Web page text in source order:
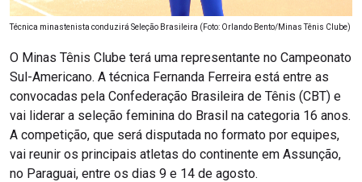
Técnica minastenista conduzirá Seleção Brasileira (Foto: Orlando Bento/Minas Tênis Clube)
O Minas Tênis Clube terá uma representante no Campeonato
Sul-Americano. A técnica Fernanda Ferreira está entre as
convocadas pela Confederação Brasileira de Tênis (CBT) e
vai liderar a seleção feminina do Brasil na categoria 16 anos.
A competição, que será disputada no formato por equipes,
vai reunir os principais atletas do continente em Assunção,
no Paraguai, entre os dias 9 e 14 de agosto.